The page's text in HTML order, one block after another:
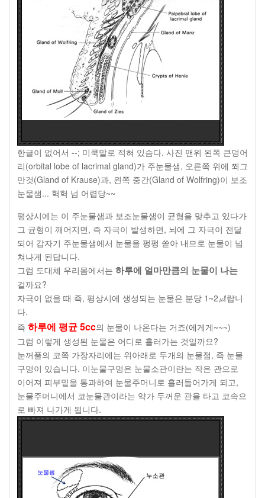
한글이 없어서 --; 미쿡말로 적혀 있슴다. 사진 맨위 왼쪽 큰덩어
리(orbital lobe of lacrimal gland)가 주눈물샘, 오른쪽 위에 쬐그
만것(Gland of Krause)과, 왼쪽 중간(Gland of Wolfring)이 보조
눈물샘... 헉헉 넘 어렵당~~
평상시에는 이 주눈물샘과 보조눈물샘이 균형을 맞추고 있다가
그 균형이 깨어지면, 즉 자극이 발생하면, 뇌에 그 자극이 전달
되어 갑자기 주눈물샘에서 눈물을 펑펑 쏟아 내므로 눈물이 넘
쳐나게 된답니다.
그럼 도대체 우리몸에서는 하루에 얼마만큼의 눈물이 나는
걸까요?
자극이 없을 때 즉, 평상시에 생성되는 눈물은 분당 1~2㎕랍니
다.
즉 하루에 평균5cc의 눈물이 나온다는 거죠(에게게~~~)
그럼 이렇게 생성된 눈물은 어디로 흘러가는 것일까요?
눈꺼풀의 코쪽 가장자리에는 위아래로 두개의 눈물점, 즉 눈물
구멍이 있습니다. 이눈물구멍은 눈물소관이란는 작은 관으로
이어져 피부밑을 통과하여 눈물주머니로 흘러들어가게 되고,
눈물주머니에서 코눈물관이라는 약가 두꺼운 관을 타고 코속으
로 빠져 나가게 됩니다.